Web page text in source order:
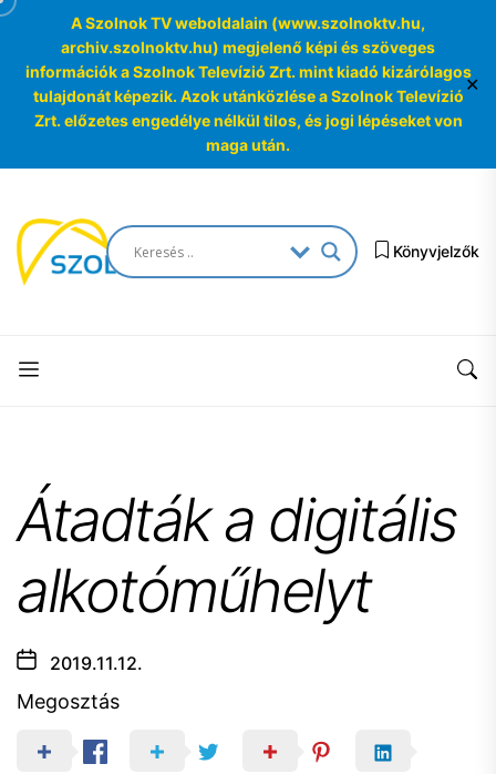
A Szolnok TV weboldalain (www.szolnoktv.hu,
archiv.szolnoktv.hu) megjelenő képi és szöveges
információk a Szolnok Televízió Zrt. mint kiadó kizárólagos
tulajdonát képezik. Azok utánközlése a Szolnok Televízió
Zrt. előzetes engedélye nélkül tilos, és jogi lépéseket von
maga után.
✕
the
content
SzolnokTV
Archívum
Archívum
Könyvjelzők
Átadták a digitális
alkotóműhelyt
2019.11.12.
Megosztás